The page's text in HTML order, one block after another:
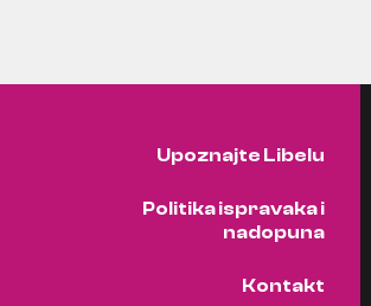
Upoznajte Libelu
Politika ispravaka i
nadopuna
Kontakt